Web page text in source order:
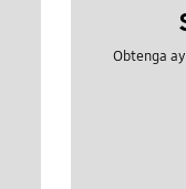
Obtenga